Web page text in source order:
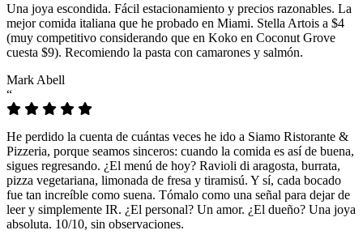
Una joya escondida. Fácil estacionamiento y precios razonables. La
mejor comida italiana que he probado en Miami. Stella Artois a $4
(muy competitivo considerando que en Koko en Coconut Grove
cuesta $9). Recomiendo la pasta con camarones y salmón.
Mark Abell
“
He perdido la cuenta de cuántas veces he ido a Siamo Ristorante &
Pizzeria, porque seamos sinceros: cuando la comida es así de buena,
sigues regresando. ¿El menú de hoy? Ravioli di aragosta, burrata,
pizza vegetariana, limonada de fresa y tiramisú. Y sí, cada bocado
fue tan increíble como suena. Tómalo como una señal para dejar de
leer y simplemente IR. ¿El personal? Un amor. ¿El dueño? Una joya
absoluta. 10/10, sin observaciones.